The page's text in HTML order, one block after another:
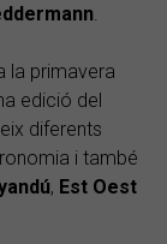
la primavera
edició del
diferents
i també
, Est Oest